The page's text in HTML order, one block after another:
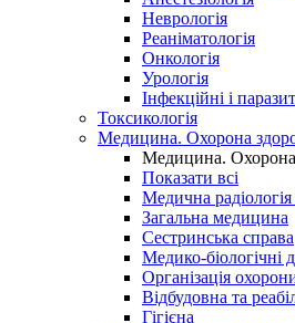
Неврологія
Реаніматологія
Онкологія
Урологія
Інфекційні і
Токсикологія
Медицина. Охорона
Медицина. Охорона
Показати всі
Медична радіологія
Загальна медицина
Сестринська справа
Медико-біологічні
Організація
Відбудовна та
Гігієна